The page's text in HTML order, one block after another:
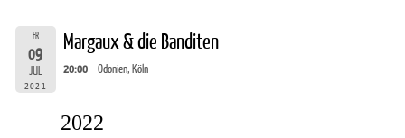
FR
09
JUL
2021
Margaux & die Banditen
20:00 Odonien, Köln
2022